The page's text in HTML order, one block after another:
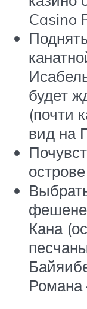
Casino
будет
(почти
вид на
Кана